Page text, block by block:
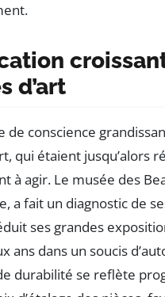
d’art
de conscience
qui étaient jusqu’alors
à agir. Le musée des
a fait un diagnostic de
ses grandes
ans dans un soucis
durabilité se reflète